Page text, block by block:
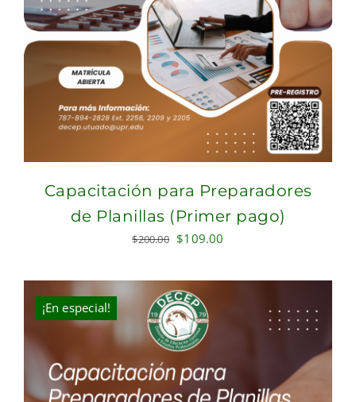
Capacitación para Preparadores
de Planillas (Primer pago)
$200.00 Original
was:
$200.00.
$109.00
is:
¡En especial!